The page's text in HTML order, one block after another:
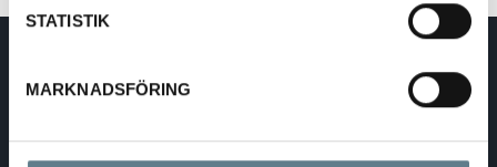
STATISTIK
MARKNADSFÖRING
E-mail: info@dalolinden.se
SE-331 53 VÄRNAMO